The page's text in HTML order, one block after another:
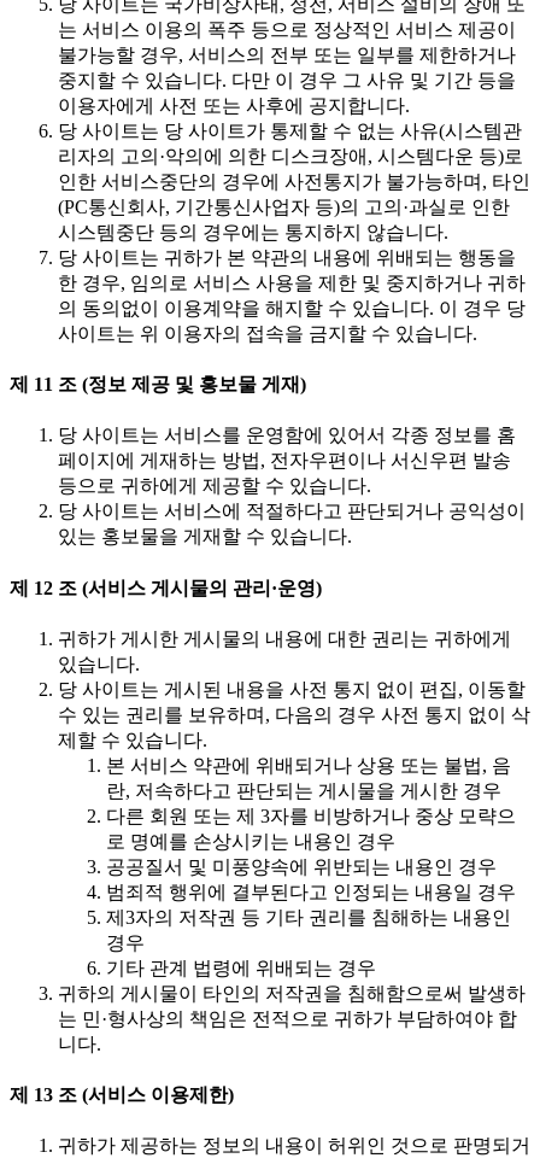
는 서비스 이용의 폭주 등으로 정상적인 서비스 제공이
불가능할 경우, 서비스의 전부 또는 일부를 제한하거나
중지할 수 있습니다. 다만 이 경우 그 사유 및 기간 등을
이용자에게 사전 또는 사후에 공지합니다.
당 사이트는 당 사이트가 통제할 수 없는 사유(시스템관
리자의 고의·악의에 의한 디스크장애, 시스템다운 등)로
인한 서비스중단의 경우에 사전통지가 불가능하며, 타인
(PC통신회사, 기간통신사업자 등)의 고의·과실로 인한
시스템중단 등의 경우에는 통지하지 않습니다.
당 사이트는 귀하가 본 약관의 내용에 위배되는 행동을
한 경우, 임의로 서비스 사용을 제한 및 중지하거나 귀하
의 동의없이 이용계약을 해지할 수 있습니다. 이 경우 당
사이트는 위 이용자의 접속을 금지할 수 있습니다.
제 11 조 (정보 제공 및 홍보물 게재)
당 사이트는 서비스를 운영함에 있어서 각종 정보를 홈
페이지에 게재하는 방법, 전자우편이나 서신우편 발송
등으로 귀하에게 제공할 수 있습니다.
당 사이트는 서비스에 적절하다고 판단되거나 공익성이
있는 홍보물을 게재할 수 있습니다.
제 12 조 (서비스 게시물의 관리·운영)
귀하가 게시한 게시물의 내용에 대한 권리는 귀하에게
있습니다.
당 사이트는 게시된 내용을 사전 통지 없이 편집, 이동할
수 있는 권리를 보유하며, 다음의 경우 사전 통지 없이 삭
제할 수 있습니다.
본 서비스 약관에 위배되거나 상용 또는 불법, 음
란, 저속하다고 판단되는 게시물을 게시한 경우
다른 회원 또는 제 3자를 비방하거나 중상 모략으
로 명예를 손상시키는 내용인 경우
공공질서 및 미풍양속에 위반되는 내용인 경우
범죄적 행위에 결부된다고 인정되는 내용일 경우
제3자의 저작권 등 기타 권리를 침해하는 내용인
경우
기타 관계 법령에 위배되는 경우
귀하의 게시물이 타인의 저작권을 침해함으로써 발생하
는 민·형사상의 책임은 전적으로 귀하가 부담하여야 합
니다.
제 13 조 (서비스 이용제한)
귀하가 제공하는 정보의 내용이 허위인 것으로 판명되거